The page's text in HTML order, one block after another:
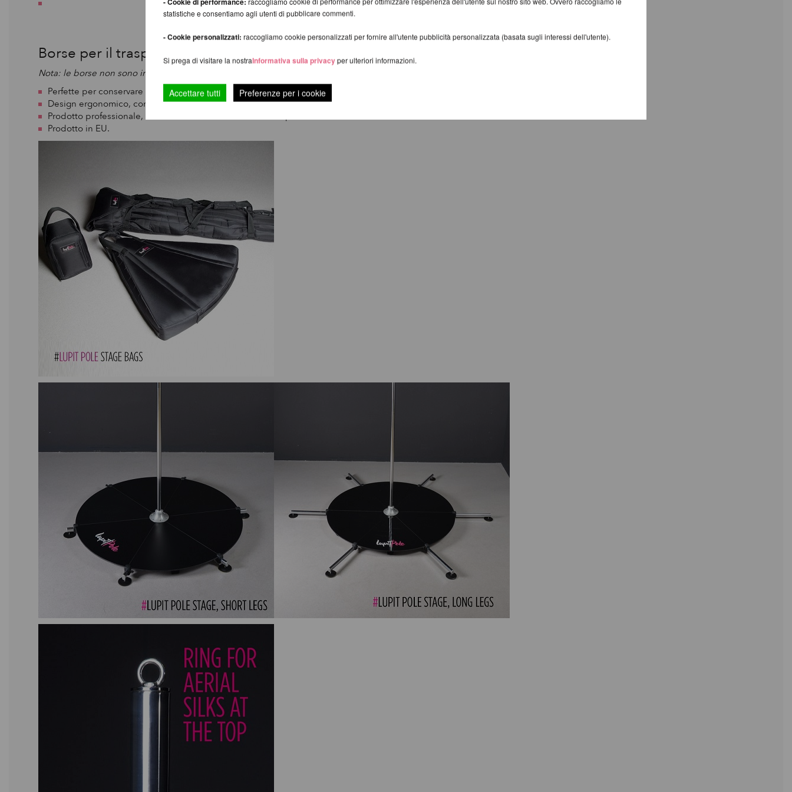
Borse per il trasporto
Nota: le borse non sono incluse nel set standard. Se necessarie, seleziona l'opzione "con borse per il trasporto".
Perfette per conservare il tuo LUPIT POLE STAGE.
Design ergonomico, con l'aggiunta delle ruote per facilitarne il trasporto.
Prodotto professionale, confezionato con materiali d'alta qualità.
Prodotto in EU.
statistiche e consentiamo agli utenti di pubblicare commenti.
- Cookie personalizzati: raccogliamo cookie personalizzati per fornire all'utente pubblicità personalizzata (basata sugli interessi dell'utente).
Si prega di visitare la nostraInformativa sulla privacy per ulteriori informazioni.
Accettare tutti Preferenze per i cookie